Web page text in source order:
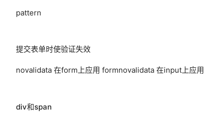
pattern
提交表单时使验证失效
novalidata 在form上应用 formnovalidata 在input上应用
div和span